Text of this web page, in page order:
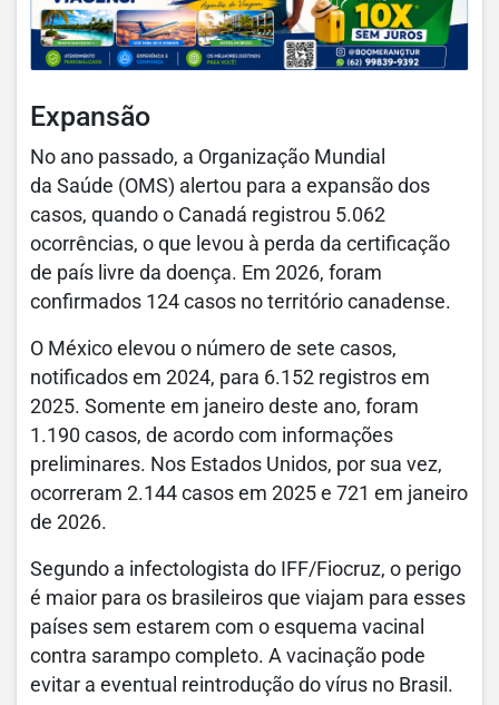
Expansão
No ano passado, a Organização Mundial
da Saúde (OMS) alertou para a expansão dos
casos, quando o Canadá registrou 5.062
ocorrências, o que levou à perda da certificação
de país livre da doença. Em 2026, foram
confirmados 124 casos no território canadense.
O México elevou o número de sete casos,
notificados em 2024, para 6.152 registros em
2025. Somente em janeiro deste ano, foram
1.190 casos, de acordo com informações
preliminares. Nos Estados Unidos, por sua vez,
ocorreram 2.144 casos em 2025 e 721 em janeiro
de 2026.
Segundo a infectologista do IFF/Fiocruz, o perigo
é maior para os brasileiros que viajam para esses
países sem estarem com o esquema vacinal
contra sarampo completo. A vacinação pode
evitar a eventual reintrodução do vírus no Brasil.